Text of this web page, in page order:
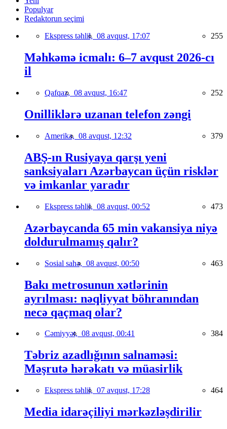
Populyar
Redaktorun seçimi
Ekspress təhlil, 08 avqust, 17:07 255
Məhkəmə icmalı: 6–7 avqust 2026-cı
il
Qafqaz, 08 avqust, 16:47 252
Onilliklərə uzanan telefon zəngi
Amerika, 08 avqust, 12:32 379
ABŞ-ın Rusiyaya qarşı yeni
sanksiyaları Azərbaycan üçün risklər
və imkanlar yaradır
Ekspress təhlil, 08 avqust, 00:52 473
Azərbaycanda 65 min vakansiya niyə
doldurulmamış qalır?
Sosial sahə, 08 avqust, 00:50 463
Bakı metrosunun xətlərinin
ayrılması: nəqliyyat böhranından
necə qaçmaq olar?
Cəmiyyət, 08 avqust, 00:41 384
Təbriz azadlığının salnaməsi:
Məşrutə hərəkatı və müasirlik
Ekspress təhlil, 07 avqust, 17:28 464
Media idarəçiliyi mərkəzləşdirilir